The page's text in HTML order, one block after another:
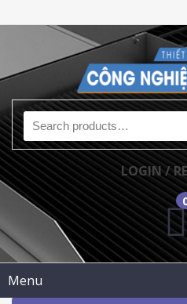
Search for:
LOGIN /
Menu